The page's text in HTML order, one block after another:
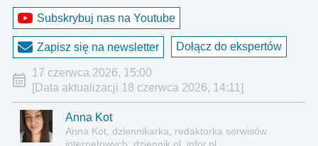
Subskrybuj nas na Youtube
Zapisz się na newsletter Dołącz do ekspertów
17 czerwca 2026, 15:00
[Data aktualizacji 18 czerwca 2026, 14:11]
Anna Kot
Anna Kot, dziennikarka, redaktorka serwisów